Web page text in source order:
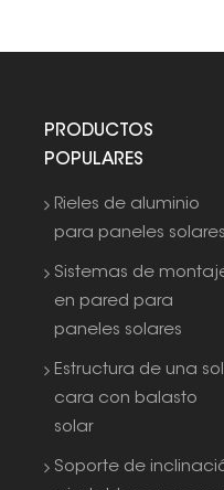
PRODUCTOS
POPULARES
Rieles de aluminio
para paneles solares
Sistemas de
en pared para
paneles solares
Estructura de una
cara con balasto
solar
Soporte de